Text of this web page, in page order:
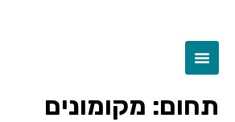
תחום: מקומונים